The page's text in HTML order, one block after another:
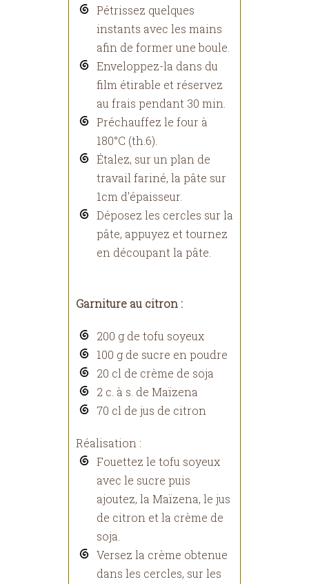
Pétrissez quelques
instants avec les mains
afin de former une boule.
Enveloppez-la dans du
film étirable et réservez
au frais pendant 30 min.
Préchauffez le four à
180°C (th.6).
Étalez, sur un plan de
travail fariné, la pâte sur
1cm d'épaisseur.
Déposez les cercles sur la
pâte, appuyez et tournez
en découpant la pâte.
Garniture au citron :
200 g de tofu soyeux
100 g de sucre en poudre
20 cl de crème de soja
2 c. à s. de Maïzena
70 cl de jus de citron
Réalisation :
Fouettez le tofu soyeux
avec le sucre puis
ajoutez, la Maïzena, le jus
de citron et la crème de
soja.
Versez la crème obtenue
dans les cercles, sur les